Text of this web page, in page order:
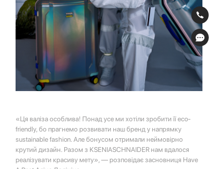
«Ця валіза особлива! Понад усе ми хотіли зробити її eco-
friendly, бо прагнемо розвивати наш бренд у напрямку
sustainable fashion. Але бонусом отримали неймовірно
крутий дизайн. Разом з KSENIASCHNAIDER нам вдалося
реалізувати красиву мету», — розповідає засновниця Have